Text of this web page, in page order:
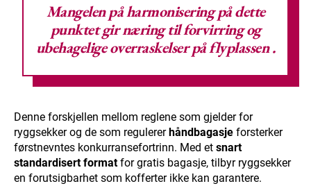
Mangelen på harmonisering på dette
punktet gir næring til forvirring og
ubehagelige overraskelser påflyplassen.
Denne forskjellen mellom reglene som gjelder for
ryggsekker og de som regulererhåndbagasje forsterker
førstnevntes konkurransefortrinn. Med et snart
standardisert formatfor gratis bagasje, tilbyr ryggsekker
en forutsigbarhet som kofferter ikke kan garantere.